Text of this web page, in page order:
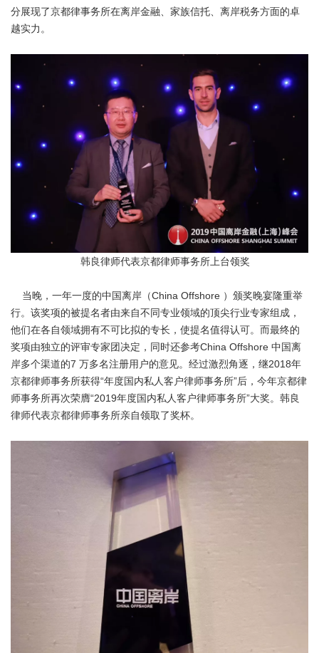
分展现了京都律事务所在离岸金融、家族信托、离岸税务方面的卓
越实力。
韩良律师代表京都律师事务所上台领奖
当晚，一年一度的中国离岸（China Offshore ）颁奖晚宴隆重举
行。该奖项的被提名者由来自不同专业领域的顶尖行业专家组成，
他们在各自领域拥有不可比拟的专长，使提名值得认可。而最终的
奖项由独立的评审专家团决定，同时还参考China Offshore 中国离
岸多个渠道的7 万多名注册用户的意见。经过激烈角逐，继2018年
京都律师事务所获得“年度国内私人客户律师事务所”后，今年京都律
师事务所再次荣膺“2019年度国内私人客户律师事务所”大奖。韩良
律师代表京都律师事务所亲自领取了奖杯。